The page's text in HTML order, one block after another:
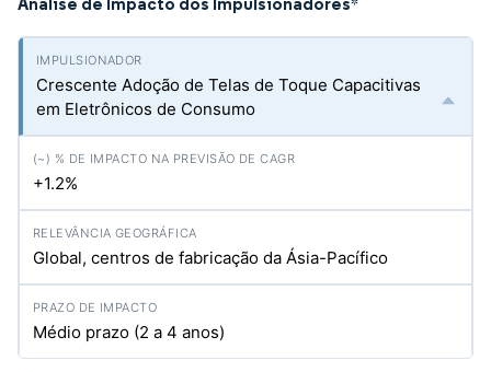
*
Crescente Adoção de Telas de Toque Capacitivas
em Eletrônicos de Consumo
+1.2%
Global, centros de fabricação da Ásia-Pacífico
Médio prazo (2 a 4 anos)